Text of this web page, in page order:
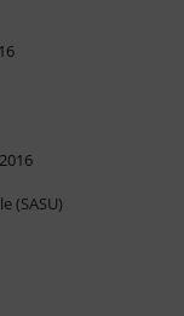
(SASU)